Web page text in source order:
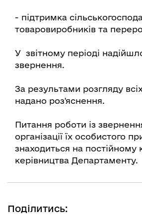
- підтримка
товаровиробників та
У звітному періоді
звернення.
За результами розгляду
надано роз'яснення.
Питання роботи із
організації їх особистого
знаходиться на постійному
керівництва Департаменту.
Поділитись: